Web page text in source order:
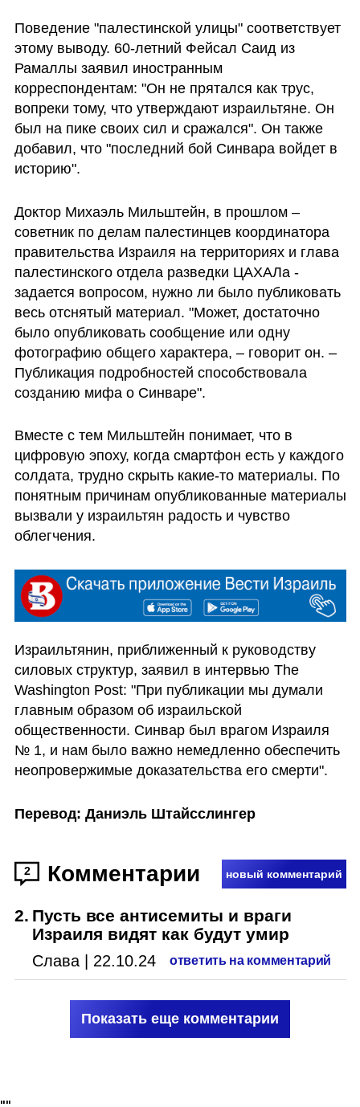
Поведение "палестинской улицы" соответствует
этому выводу. 60-летний Фейсал Саид из
Рамаллы заявил иностранным
корреспондентам: "Он не прятался как трус,
вопреки тому, что утверждают израильтяне. Он
был на пике своих сил и сражался". Он также
добавил, что "последний бой Синвара войдет в
историю".
Доктор Михаэль Мильштейн, в прошлом –
советник по делам палестинцев координатора
правительства Израиля на территориях и глава
палестинского отдела разведки ЦАХАЛа -
задается вопросом, нужно ли было публиковать
весь отснятый материал. "Может, достаточно
было опубликовать сообщение или одну
фотографию общего характера, – говорит он. –
Публикация подробностей способствовала
созданию мифа о Синваре".
Вместе с тем Мильштейн понимает, что в
цифровую эпоху, когда смартфон есть у каждого
солдата, трудно скрыть какие-то материалы. По
понятным причинам опубликованные материалы
вызвали у израильтян радость и чувство
облегчения.
Израильтянин, приближенный к руководству
силовых структур, заявил в интервью The
Washington Post: "При публикации мы думали
главным образом об израильской
общественности. Синвар был врагом Израиля
№ 1, и нам было важно немедленно обеспечить
неопровержимые доказательства его смерти".
Перевод: Даниэль Штайсслингер
2 Комментарии новый комментарий
2. Пусть все антисемиты и враги
Израиля видят как будут умир
Слава 22.10.24 ответить на комментарий
Показать еще комментарии